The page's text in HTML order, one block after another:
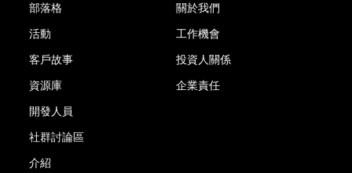
部落格
活動
客戶故事
資源庫
開發人員
社群討論區
介紹
關於我們
工作機會
投資人關係
企業責任